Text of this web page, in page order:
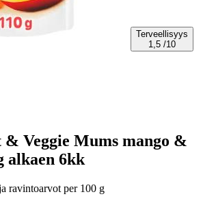
Terveellisyys
1,5 /10
Veggie Mums mango &
alkaen 6kk
ravintoarvot per 100 g